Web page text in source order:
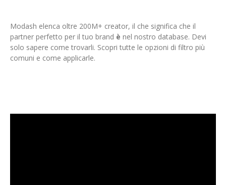
Modash elenca oltre 200M+ creator, il che significa che il
partner perfetto per il tuo brand è nel nostro database. Devi
solo sapere come trovarli. Scopri tutte le opzioni di filtro più
comuni e come applicarle.